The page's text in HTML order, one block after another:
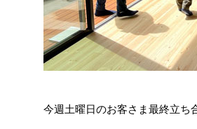
今週土曜日のお客さま最終立ち